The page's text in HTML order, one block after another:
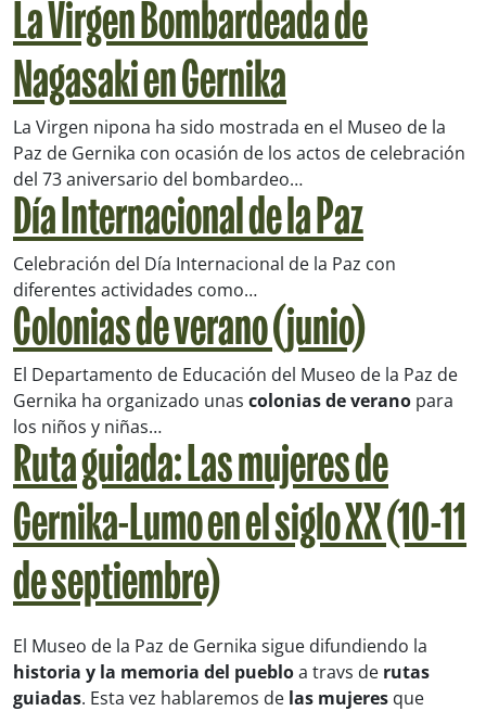
La Virgen Bombardeada de
Nagasaki en Gernika
La Virgen nipona ha sido mostrada en el Museo de la
Paz de Gernika con ocasión de los actos de celebración
del 73 aniversario del bombardeo…
Día Internacional de la Paz
Celebración del Día Internacional de la Paz con
diferentes actividades como…
Colonias de verano (junio)
El Departamento de Educación del Museo de la Paz de
Gernika ha organizado unas colonias de verano para
los niños y niñas…
Ruta guiada: Las mujeres de
Gernika-Lumo en el siglo XX (10-11
de septiembre)
El Museo de la Paz de Gernika sigue difundiendo la
historia y la memoria del puebloa travs de rutas
guiadas. Esta vez hablaremos de las mujeres que